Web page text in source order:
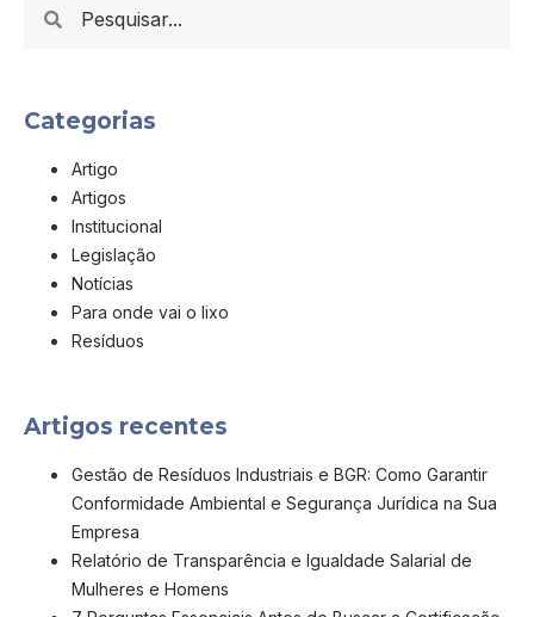
Categorias
Artigo
Artigos
Institucional
Legislação
Notícias
Para onde vai o lixo
Resíduos
Artigos recentes
Gestão de Resíduos Industriais e BGR: Como Garantir
Conformidade Ambiental e Segurança Jurídica na Sua
Empresa
Relatório de Transparência e Igualdade Salarial de
Mulheres e Homens